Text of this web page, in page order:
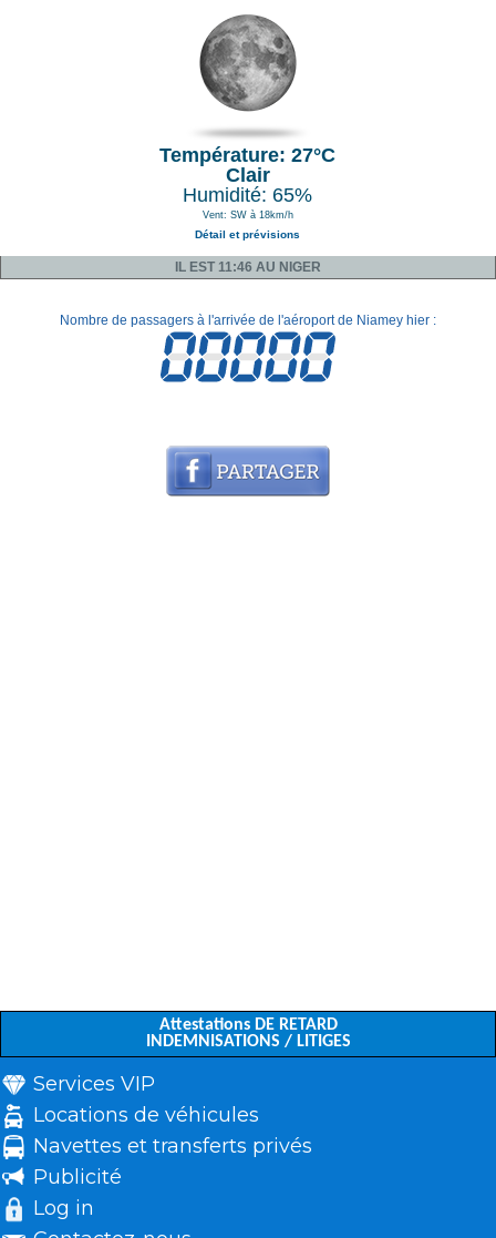
Température: 27°C
Clair
Humidité: 65%
Vent: SW à 18km/h
Détail et prévisions
IL EST 11:46 AU NIGER
Nombre de passagers à l'arrivée de l'aéroport de Niamey hier :
Attestations DE RETARD
INDEMNISATIONS / LITIGES
Services VIP
Locations de véhicules
Navettes et transferts privés
Publicité
Log in